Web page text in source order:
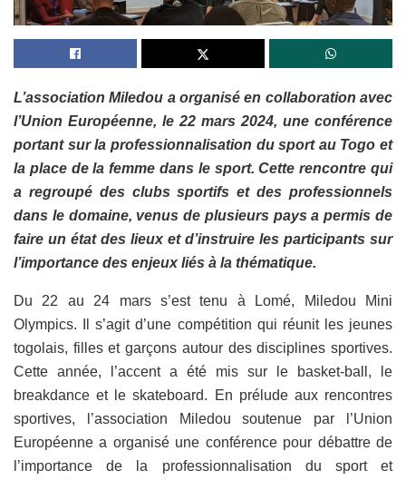
L’association Miledou a organisé en collaboration avec
l’Union Européenne, le 22 mars 2024, une conférence
portant sur la professionnalisation du sport au Togo et
la place de la femme dans le sport. Cette rencontre qui
a regroupé des clubs sportifs et des professionnels
dans le domaine, venus de plusieurs pays a permis de
faire un état des lieux et d’instruire les participants sur
l’importance des enjeux liés à la thématique.
Du 22 au 24 mars s’est tenu à Lomé, Miledou Mini
Olympics. Il s’agit d’une compétition qui réunit les jeunes
togolais, filles et garçons autour des disciplines sportives.
Cette année, l’accent a été mis sur le basket-ball, le
breakdance et le skateboard. En prélude aux rencontres
sportives, l’association Miledou soutenue par l’Union
Européenne a organisé une conférence pour débattre de
l’importance de la professionnalisation du sport et